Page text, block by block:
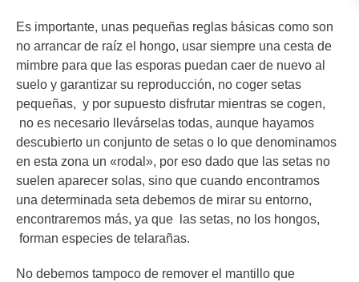
Es importante, unas pequeñas reglas básicas como son
no arrancar de raíz el hongo, usar siempre una cesta de
mimbre para que las esporas puedan caer de nuevo al
suelo y garantizar su reproducción, no coger setas
pequeñas, y por supuesto disfrutar mientras se cogen,
no es necesario llevárselas todas, aunque hayamos
descubierto un conjunto de setas o lo que denominamos
en esta zona un «rodal», por eso dado que las setas no
suelen aparecer solas, sino que cuando encontramos
una determinada seta debemos de mirar su entorno,
encontraremos más, ya que las setas, no los hongos,
forman especies de telarañas.
No debemos tampoco de remover el mantillo que